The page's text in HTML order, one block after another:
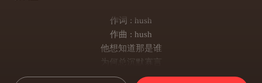
作词 : hush
作曲 : hush
他想知道那是谁
为何总沉默寡言
人群中 也算抢眼